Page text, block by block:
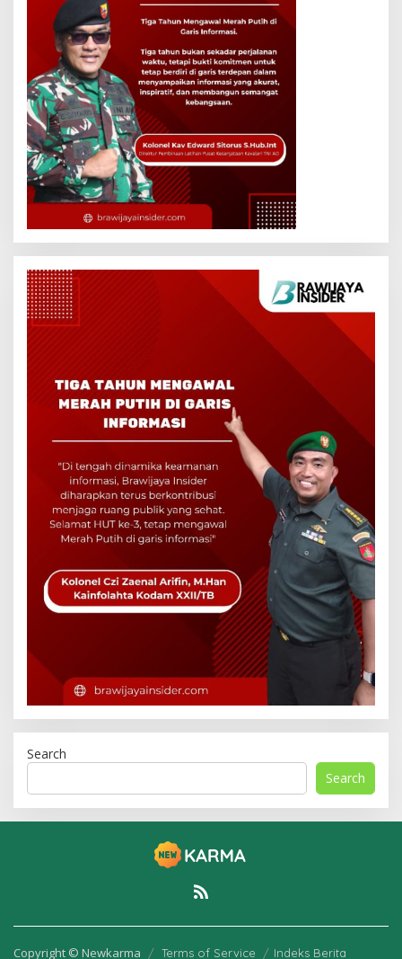
Search
Search
Copyright © Newkarma Terms of Service Indeks Berita